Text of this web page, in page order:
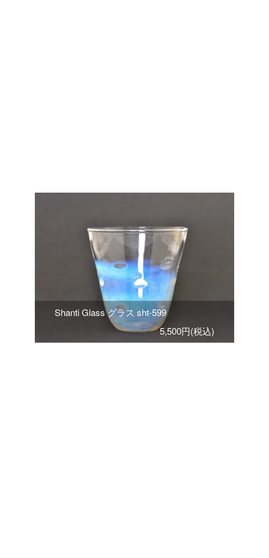
Shanti Glass グラス sht-599
5,500円(税込)